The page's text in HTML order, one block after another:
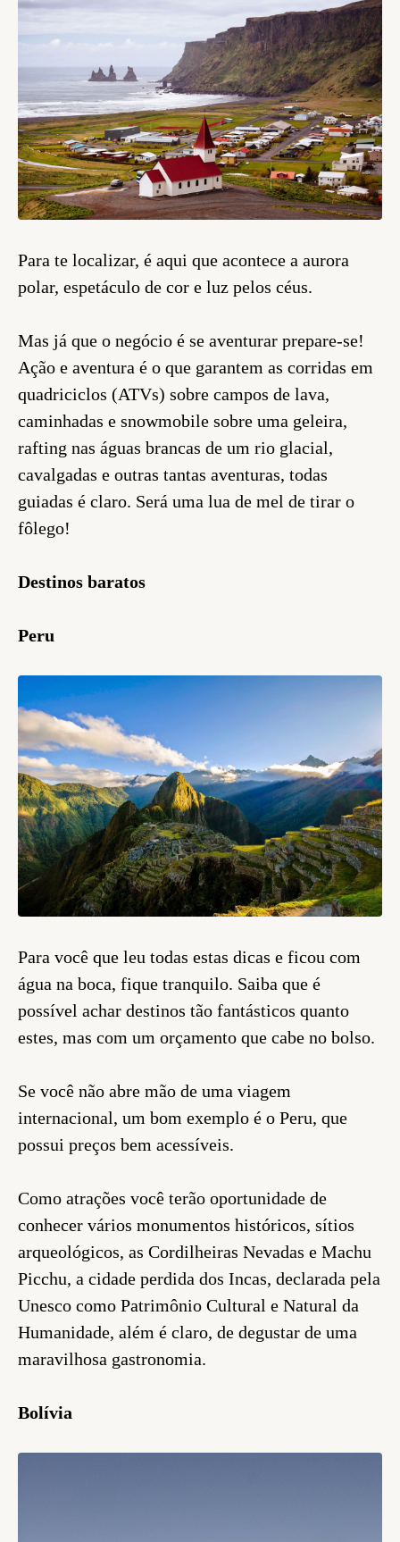
Para te localizar, é aqui que acontece a aurora
polar, espetáculo de cor e luz pelos céus.
Mas já que o negócio é se aventurar prepare-se!
Ação e aventura é o que garantem as corridas em
quadriciclos (ATVs) sobre campos de lava,
caminhadas e snowmobile sobre uma geleira,
rafting nas águas brancas de um rio glacial,
cavalgadas e outras tantas aventuras, todas
guiadas é claro. Será uma lua de mel de tirar o
fôlego!
Destinos baratos
Peru
Para você que leu todas estas dicas e ficou com
água na boca, fique tranquilo. Saiba que é
possível achar destinos tão fantásticos quanto
estes, mas com um orçamento que cabe no bolso.
Se você não abre mão de uma viagem
internacional, um bom exemplo é o Peru, que
possui preços bem acessíveis.
Como atrações você terão oportunidade de
conhecer vários monumentos históricos, sítios
arqueológicos, as Cordilheiras Nevadas e Machu
Picchu, a cidade perdida dos Incas, declarada pela
Unesco como Patrimônio Cultural e Natural da
Humanidade, além é claro, de degustar de uma
maravilhosa gastronomia.
Bolívia